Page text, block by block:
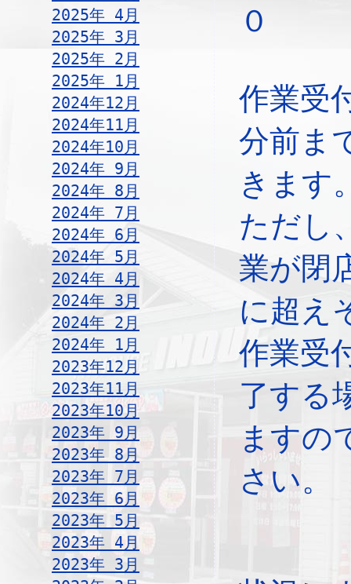
2025年 4月
2025年 3月
2025年 2月
2025年 1月
2024年12月
2024年11月
2024年10月
2024年 9月
2024年 8月
2024年 7月
2024年 6月
2024年 5月
2024年 4月
2024年 3月
2024年 2月
2024年 1月
2023年12月
2023年11月
2023年10月
2023年 9月
2023年 8月
2023年 7月
2023年 6月
2023年 5月
2023年 4月
2023年 3月
０
作業受
分前ま
きます
ただし
業が閉
に超え
作業受
了する
ますの
さい。